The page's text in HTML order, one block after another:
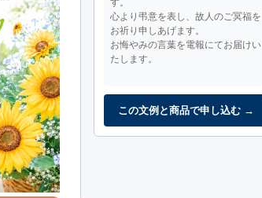
す。
心より弔意を表し、故人のご冥福を
お祈り申しあげます。
お悔やみの言葉を電報にてお届けい
たします。
この文例と商品で申し込む →